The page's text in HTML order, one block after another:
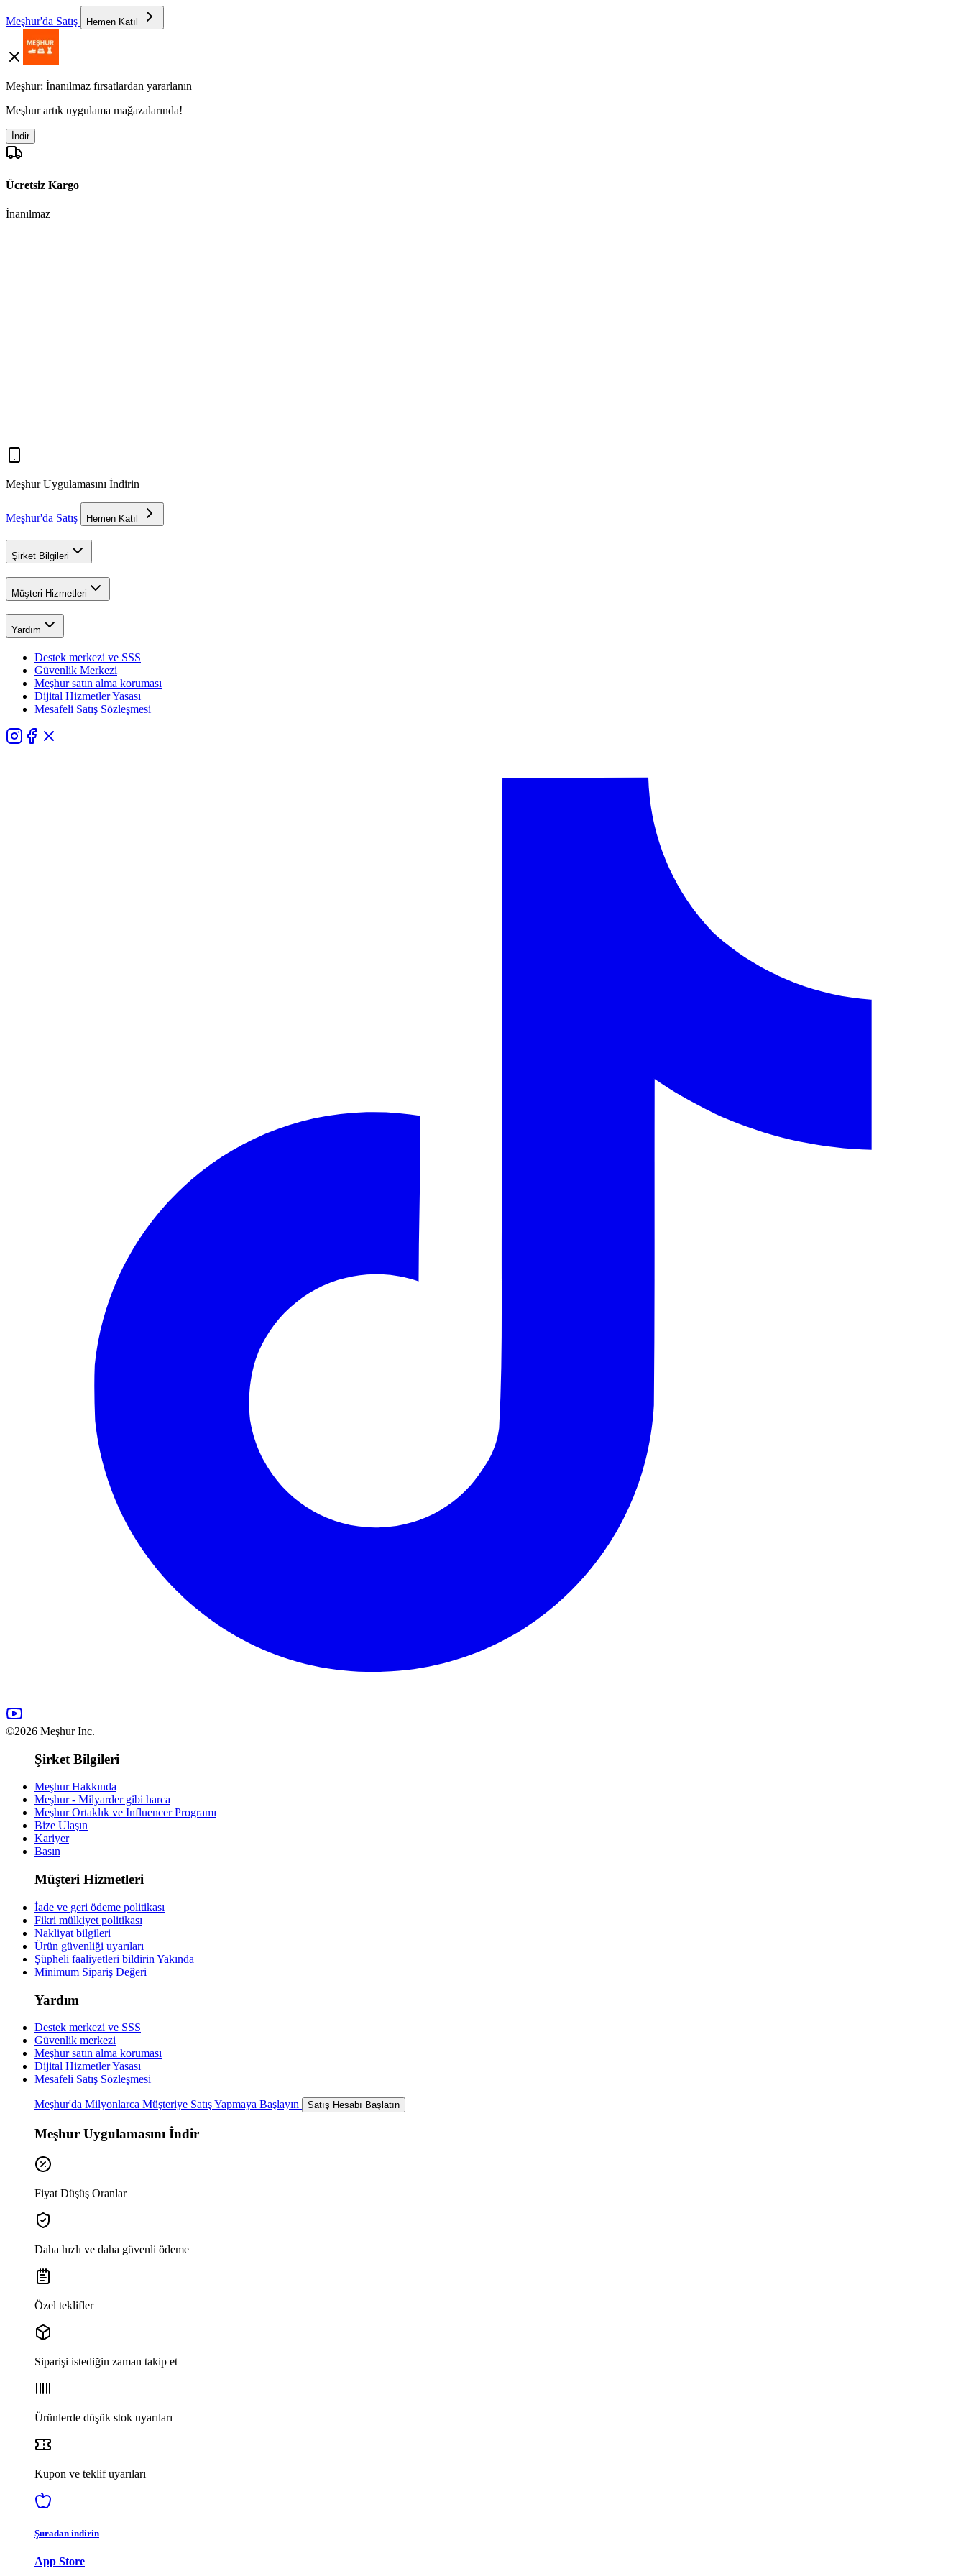
Meşhur'da Satış Hemen Katıl
Meşhur: İnanılmaz fırsatlardan yararlanın
Meşhur artık uygulama mağazalarında!
İndir
Ücretsiz Kargo
İnanılmaz
Meşhur Uygulamasını İndirin
Meşhur'da Satış Hemen Katıl
Şirket Bilgileri
Müşteri Hizmetleri
Yardım
Destek merkezi ve SSS
Güvenlik Merkezi
Meşhur satın alma koruması
Dijital Hizmetler Yasası
Mesafeli Satış Sözleşmesi
©2026 Meşhur Inc.
Şirket Bilgileri
Meşhur Hakkında
Meşhur - Milyarder gibi harca
Meşhur Ortaklık ve Influencer Programı
Bize Ulaşın
Kariyer
Basın
Müşteri Hizmetleri
İade ve geri ödeme politikası
Fikri mülkiyet politikası
Nakliyat bilgileri
Ürün güvenliği uyarıları
Şüpheli faaliyetleri bildirin Yakında
Minimum Sipariş Değeri
Yardım
Destek merkezi ve SSS
Güvenlik merkezi
Meşhur satın alma koruması
Dijital Hizmetler Yasası
Mesafeli Satış Sözleşmesi
Meşhur'da Milyonlarca Müşteriye Satış Yapmaya Başlayın Satış Hesabı Başlatın
Meşhur Uygulamasını İndir
Fiyat Düşüş Oranlar
Daha hızlı ve daha güvenli ödeme
Özel teklifler
Siparişi istediğin zaman takip et
Ürünlerde düşük stok uyarıları
Kupon ve teklif uyarıları
Şuradan indirin
App Store